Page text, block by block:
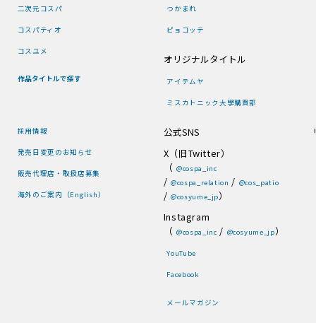
二次元コスパ
コスパティオ
コスユメ
作品タイトルで探す
つかまれ
ピョコッテ
オリジナルタイトル
アイテムヤ
ミスカトニック大學購買部
採用情報
発売日変更のお知らせ
販売代理店・取扱店募集
海外のご案内（English）
公式SNS
X（旧Twitter）
（ @cospa_inc
/ @cospa_relation / @cos_patio
/ @cosyume_jp）
Instagram
（ @cospa_inc / @cosyume_jp）
YouTube
Facebook
メールマガジン